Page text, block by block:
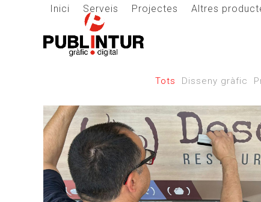
Inici Serveis Projectes Altres
Tots Disseny gràfic